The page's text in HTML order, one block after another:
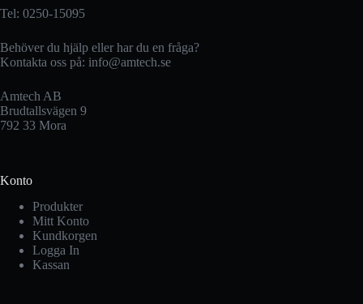
Tel: 0250-15095
Behöver du hjälp eller har du en fråga?
Kontakta oss på: info@amtech.se
Amtech AB
Brudtallsvägen 9
792 33 Mora
Konto
Produkter
Mitt Konto
Kundkorgen
Logga In
Kassan